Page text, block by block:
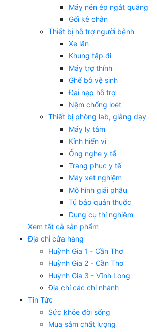
Máy nén ép ngắt quãng
Gối kê chân
Thiết bị hỗ trợ người bệnh
Xe lăn
Khung tập đi
Máy trợ thính
Ghế bô vệ sinh
Đai nẹp hỗ trợ
Nệm chống loét
Thiết bị phòng lab, giảng dạy
Máy ly tâm
Kính hiển vi
Ống nghe y tế
Trang phục y tế
Máy xét nghiệm
Mô hình giải phẫu
Tủ bảo quản thuốc
Dụng cụ thí nghiệm
Xem tất cả sản phẩm
Địa chỉ cửa hàng
Huỳnh Gia 1 - Cần Thơ
Huỳnh Gia 2 - Cần Thơ
Huỳnh Gia 3 - Vĩnh Long
Địa chỉ các chi nhánh
Tin Tức
Sức khỏe đời sống
Mua sắm chất lượng